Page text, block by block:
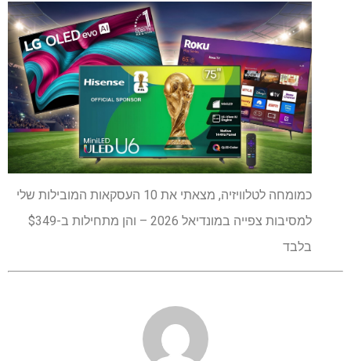
כמומחה לטלוויזיה, מצאתי את 10 העסקאות המובילות שלי
למסיבות צפייה במונדיאל 2026 – והן מתחילות ב-$349
בלבד